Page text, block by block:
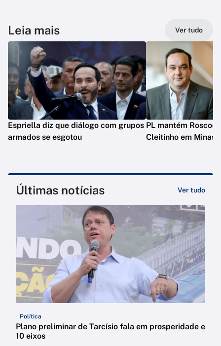
Leia mais Ver tudo
Espriella diz que diálogo com grupos
armados se esgotou
PL mantém Roscoe
Cleitinho em Minas
Últimas notícias Ver tudo
Política
Plano preliminar de Tarcísio fala em prosperidade e
10 eixos